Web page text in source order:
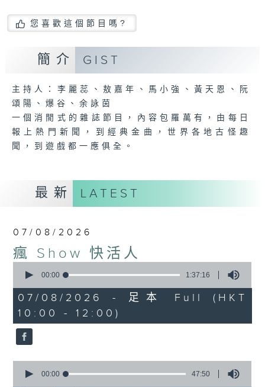
您喜歡這個節目嗎?
簡介 GIST
主持人：李麗蕊、敖嘉年、馬小強、黃天恩、阮
頌陽、爆谷、余詠茵
一個消閒式的雜誌節目，內容包羅萬有，由每日
報上熱門新聞，到經典金曲，世界各地古怪趣
聞，到遊戲都一應俱全。
最新 LATEST
07/08/2026
瘋 Show 快活人
seconds
1
hour,
37
minutes,
16
seconds
00:00 1:37:16
07/08/2026 - 足本 Full (HKT
10:00 - 12:00)
seconds
00:00 47:50